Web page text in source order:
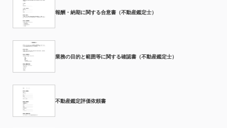
報酬・納期に関する合意書（不動産鑑定士）
業務の目的と範囲等に関する確認書（不動産鑑定士）
不動産鑑定評価依頼書